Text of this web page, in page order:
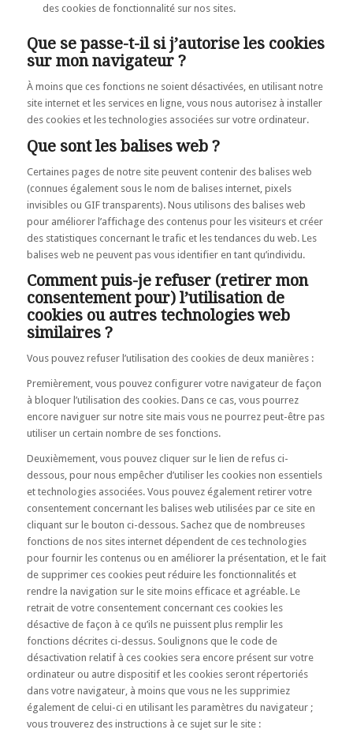
des cookies de fonctionnalité sur nos sites.
Que se passe-t-il si j’autorise les cookies
sur mon navigateur ?
À moins que ces fonctions ne soient désactivées, en utilisant notre
site internet et les services en ligne, vous nous autorisez à installer
des cookies et les technologies associées sur votre ordinateur.
Que sont les balises web ?
Certaines pages de notre site peuvent contenir des balises web
(connues également sous le nom de balises internet, pixels
invisibles ou GIF transparents). Nous utilisons des balises web
pour améliorer l’affichage des contenus pour les visiteurs et créer
des statistiques concernant le trafic et les tendances du web. Les
balises web ne peuvent pas vous identifier en tant qu’individu.
Comment puis-je refuser (retirer mon
consentement pour) l’utilisation de
cookies ou autres technologies web
similaires ?
Vous pouvez refuser l’utilisation des cookies de deux manières :
Premièrement, vous pouvez configurer votre navigateur de façon
à bloquer l’utilisation des cookies. Dans ce cas, vous pourrez
encore naviguer sur notre site mais vous ne pourrez peut-être pas
utiliser un certain nombre de ses fonctions.
Deuxièmement, vous pouvez cliquer sur le lien de refus ci-
dessous, pour nous empêcher d’utiliser les cookies non essentiels
et technologies associées. Vous pouvez également retirer votre
consentement concernant les balises web utilisées par ce site en
cliquant sur le bouton ci-dessous. Sachez que de nombreuses
fonctions de nos sites internet dépendent de ces technologies
pour fournir les contenus ou en améliorer la présentation, et le fait
de supprimer ces cookies peut réduire les fonctionnalités et
rendre la navigation sur le site moins efficace et agréable. Le
retrait de votre consentement concernant ces cookies les
désactive de façon à ce qu’ils ne puissent plus remplir les
fonctions décrites ci-dessus. Soulignons que le code de
désactivation relatif à ces cookies sera encore présent sur votre
ordinateur ou autre dispositif et les cookies seront répertoriés
dans votre navigateur, à moins que vous ne les supprimiez
également de celui-ci en utilisant les paramètres du navigateur ;
vous trouverez des instructions à ce sujet sur le site :